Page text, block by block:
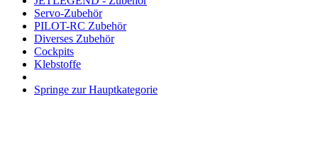
Servo-Zubehör
PILOT-RC Zubehör
Diverses Zubehör
Cockpits
Klebstoffe
Springe zur Hauptkategorie